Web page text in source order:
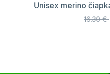
Unisex merino
16.30 €